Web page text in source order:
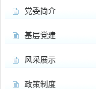
党委简介
基层党建
风采展示
政策制度